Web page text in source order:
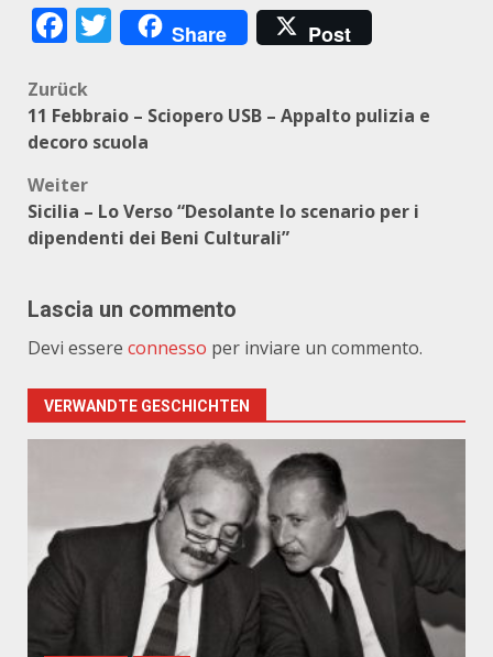
Facebook
Twitter
Share Post
Beitragsnavigation
Zurück
11 Febbraio – Sciopero USB – Appalto pulizia e
decoro scuola
Weiter
Sicilia – Lo Verso “Desolante lo scenario per i
dipendenti dei Beni Culturali”
Lascia un commento
Devi essere connesso per inviare un commento.
VERWANDTE GESCHICHTEN